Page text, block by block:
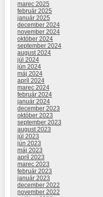
marec 2025
február 2025
január 2025
december 2024
november 2024
október 2024
september 2024
august 2024
júl 2024
jún 2024
máj 2024
apríl 2024
marec 2024
február 2024
január 2024
december 2023
október 2023
september 2023
august 2023
júl 2023
jún 2023
máj 2023
apríl 2023
marec 2023
február 2023
január 2023
december 2022
november 2022